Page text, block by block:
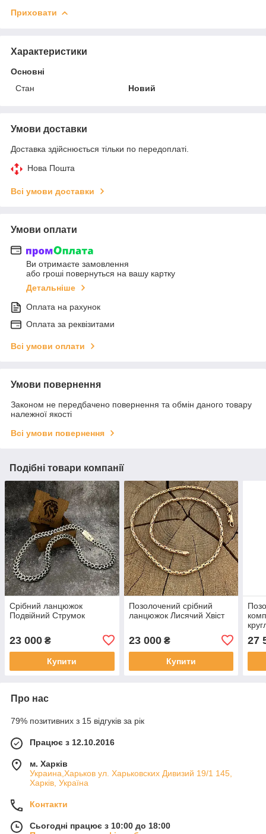
Приховати
Характеристики
Основні
Стан
Новий
Умови доставки
Доставка здійснюється тільки по передоплаті.
Нова Пошта
Всі умови доставки
Умови оплати
Ви отримаєте замовлення
або гроші повернуться на вашу картку
Детальніше
Оплата на рахунок
Оплата за реквізитами
Всі умови оплати
Умови повернення
Законом не передбачено повернення та обмін даного товару
належної якості
Всі умови повернення
Подібні товари компанії
Срібний ланцюжок
Подвійний Струмок
23 000 ₴
Купити
Позолочений срібний
ланцюжок Лисячий Хвіст
23 000₴
Купити
27
Про нас
79% позитивних з 15 відгуків за рік
Працює з 12.10.2016
м. Харків
Украина,Харьков ул. Харьковских Дивизий 19/1 145,
Харків, Україна
Контакти
Сьогодні працює з 10:00 до 18:00